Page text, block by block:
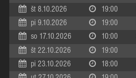
št 8.10.2026 19:00
pi 9.10.2026 19:00
so 17.10.2026 10:00
št 22.10.2026 19:00
pi 23.10.2026 18:00